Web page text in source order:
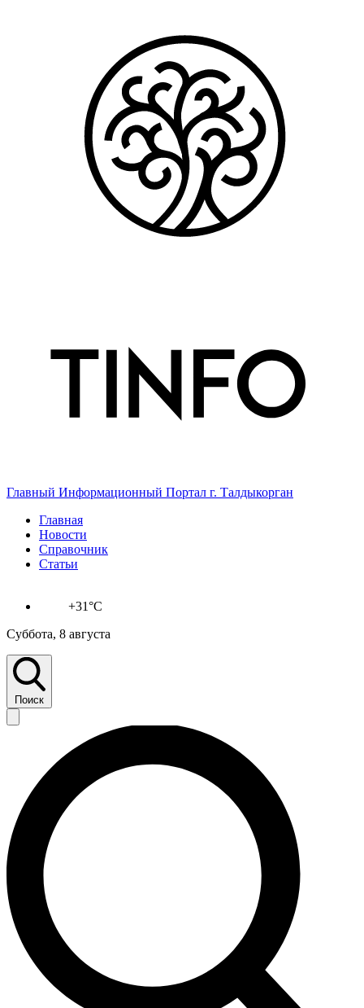
Главный Информационный Портал г. Талдыкорган
Главная
Новости
Справочник
Статьи
+31°C
Суббота, 8 августа
Поиск